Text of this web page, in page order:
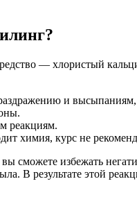
— хлористый
и высыпаниям,
реакциям.
химия, курс не
сможете избежать
В результате этой